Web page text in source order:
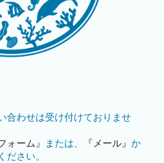
合わせは受け付けておりませ
ォーム』 または、 『メール』か
ださい。